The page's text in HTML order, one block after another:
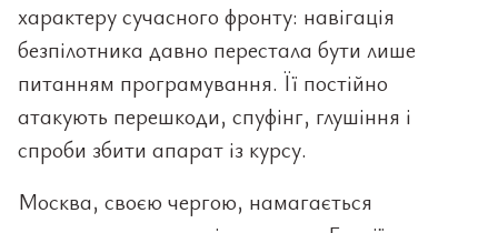
характеру сучасного фронту: навігація
безпілотника давно перестала бути лише
питанням програмування. Її постійно
атакують перешкоди, спуфінг, глушіння і
спроби збити апарат із курсу.
Москва, своєю чергою, намагається